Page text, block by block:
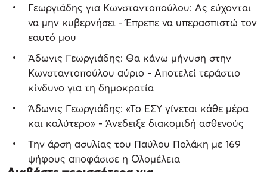
Γεωργιάδης για Κωνσταντοπούλου: Ας εύχονται
να μην κυβερνήσει - Έπρεπε να υπερασπιστώ τον
εαυτό μου
Άδωνις Γεωργιάδης: Θα κάνω μήνυση στην
Κωνσταντοπούλου αύριο - Αποτελεί τεράστιο
κίνδυνο για τη δημοκρατία
Άδωνις Γεωργιάδης: «Το ΕΣΥ γίνεται κάθε μέρα
και καλύτερο» - Άνεδειξε διακομιδή ασθενούς
Την άρση ασυλίας του Παύλου Πολάκη με 169
ψήφους αποφάσισε η Ολομέλεια